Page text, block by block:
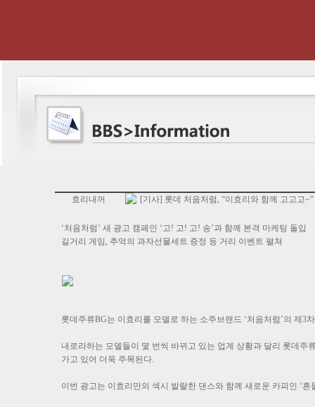
효리내꺼 [기사] 롯데 처음처럼, “이효리와 함께 고고고~”
‘처음처럼’ 새 광고 캠페인 ‘고! 고! 고! 송’과 함께 본격 마케팅 돌입
길거리 게임, 추억의 과자선물세트 증정 등 거리 이벤트 펼쳐
롯데주류BG는 이효리를 모델로 하는 소주브랜드 ‘처음처럼’의 제3
내로라하는 모델들이 몇 번씩 바뀌고 있는 업계 상황과 달리 롯데주
가고 있어 더욱 주목된다.
이번 광고는 이효리만의 섹시 발랄한 댄스와 함께 새로운 카피인 ‘